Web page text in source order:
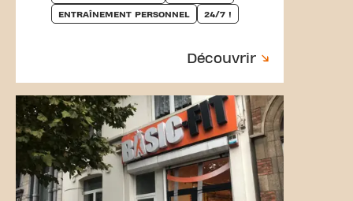
ENTRAÎNEMENT PERSONNEL 24/7 !
Découvrir